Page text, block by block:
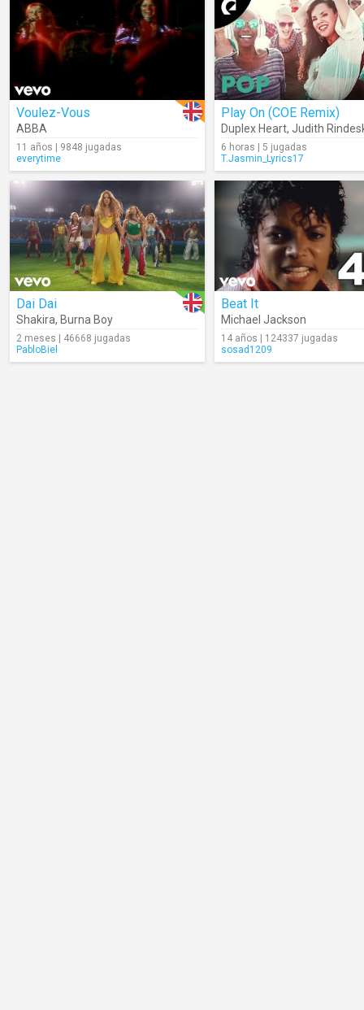
Voulez-Vous
ABBA
11 años | 9848 jugadas
everytime
Play On (COE Remix)
Duplex Heart, Judith
6 horas | 5 jugadas
T.Jasmin_Lyrics17
Dai Dai
Shakira, Burna Boy
2 meses | 46668 jugadas
PabloBiel
Beat It
Michael Jackson
14 años | 124337 jugadas
sosad1209